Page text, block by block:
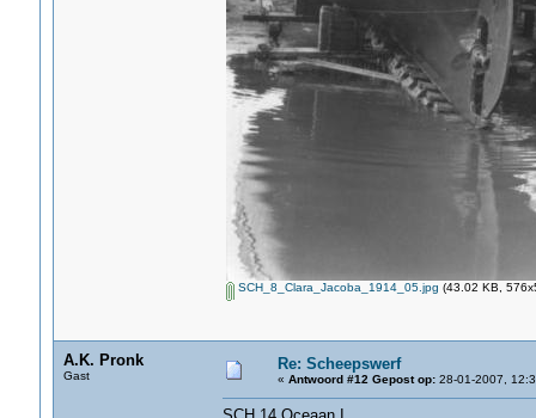
SCH_8_Clara_Jacoba_1914_05.jpg (43.02 KB,
A.K. Pronk
Gast
Re: Scheepswerf
« Antwoord #12 Gepost op:28-01-2007,